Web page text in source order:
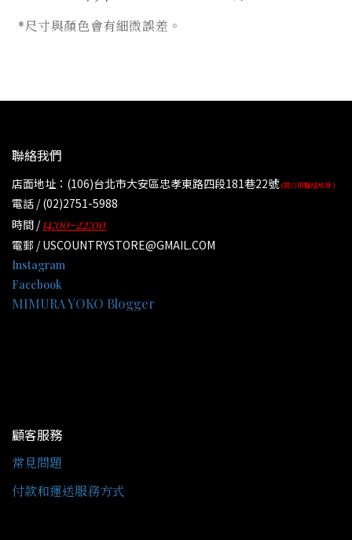
*尺寸與顏色會有細微誤差。
聯絡我們
店面地址：(106)台北市大安區忠孝東路四段181巷22號(同公司聯絡地址)
電話 / (02)2751-5988
時間 /14:00-22:00
電郵 / USCOUNTRYSTORE@GMAIL.COM
Instagram
Facebook
MIMURA YOKO Blogger
顧客服務
常見問題
付款和運送服務方式